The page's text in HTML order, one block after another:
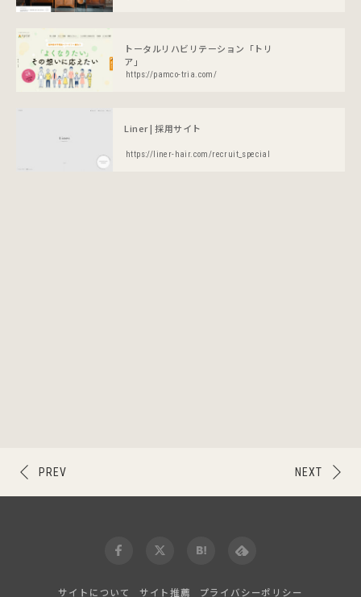
トータルリハビリテーション「トリ
ア」
https://pamco-tria.com/
Liner | 採用サイト
https://liner-hair.com/recruit_special
NEXT
PREV
サイトについて サイト推薦 プライバシーポリシー